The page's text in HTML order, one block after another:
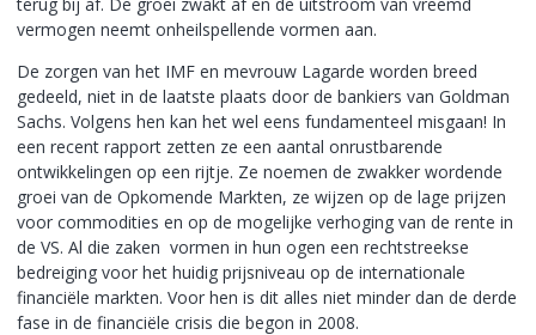
vermogen neemt onheilspellende vormen aan.
De zorgen van het IMF en mevrouw Lagarde worden breed
gedeeld, niet in de laatste plaats door de bankiers van Goldman
Sachs. Volgens hen kan het wel eens fundamenteel misgaan! In
een recent rapport zetten ze een aantal onrustbarende
ontwikkelingen op een rijtje. Ze noemen de zwakker wordende
groei van de Opkomende Markten, ze wijzen op de lage prijzen
voor commodities en op de mogelijke verhoging van de rente in
de VS. Al die zaken vormen in hun ogen een rechtstreekse
bedreiging voor het huidig prijsniveau op de internationale
financiële markten. Voor hen is dit alles niet minder dan de derde
fase in de financiële crisis die begon in 2008.